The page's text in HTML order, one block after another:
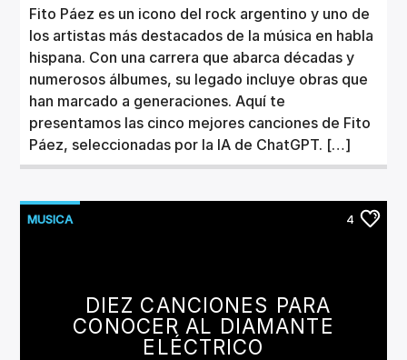
Fito Páez es un icono del rock argentino y uno de
los artistas más destacados de la música en habla
hispana. Con una carrera que abarca décadas y
numerosos álbumes, su legado incluye obras que
han marcado a generaciones. Aquí te
presentamos las cinco mejores canciones de Fito
Páez, seleccionadas por la IA de ChatGPT. […]
MUSICA 4
DIEZ CANCIONES PARA
CONOCER AL DIAMANTE
ELÉCTRICO